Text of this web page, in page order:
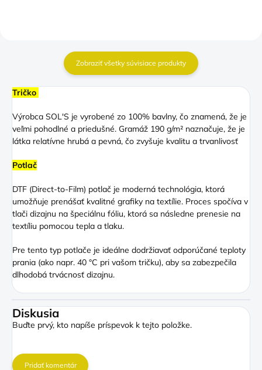
Zobraziť všetky súvisiace produkty
Tričko
Výrobca SOL'S je vyrobené zo 100% bavlny, čo znamená, že je
veľmi pohodlné a priedušné. Gramáž 190 g/m² naznačuje, že je
látka relatívne hrubá a pevná, čo zvyšuje kvalitu a trvanlivosť
Potlač
DTF (Direct-to-Film) potlač je moderná technológia, ktorá
umožňuje prenášať kvalitné grafiky na textílie. Proces spočíva v
tlači dizajnu na špeciálnu fóliu, ktorá sa následne prenesie na
textíliu pomocou tepla a tlaku.
Pre tento typ potlače je ideálne dodržiavať odporúčané teploty
prania (ako napr. 40 °C pri vašom tričku), aby sa zabezpečila
dlhodobá trvácnosť dizajnu.
Diskusia
Buďte prvý, kto napíše príspevok k tejto položke.
Pridať komentár